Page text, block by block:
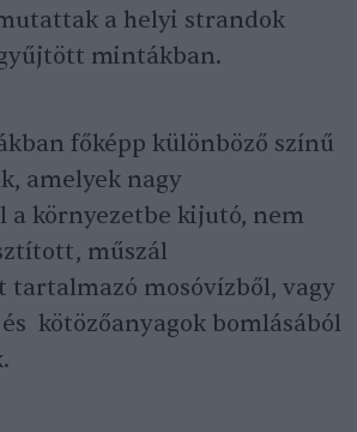
a helyi strandok
mintákban.
főképp különböző színű
amelyek nagy
a környezetbe kijutó, nem
műszál
tartalmazó mosóvízből, vagy
kötözőanyagok bomlásából